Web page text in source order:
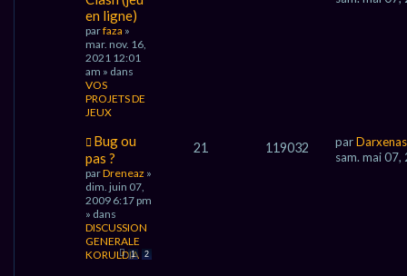
u
v
e
a
u
m
e
s
s
e
en ligne)
parfaza »
mar. nov. 16,
2021 12:01
am » dans
VOS
PROJETS DE
JEUX
N
u
v
e
a
u
m
e
s
Bug ou
pas ?
parDreneaz »
dim. juin 07,
2009 6:17 pm
» dans
DISCUSSION
GENERALE
KORULDIA
1 2
21 119032 parDarxenas
sam. mai